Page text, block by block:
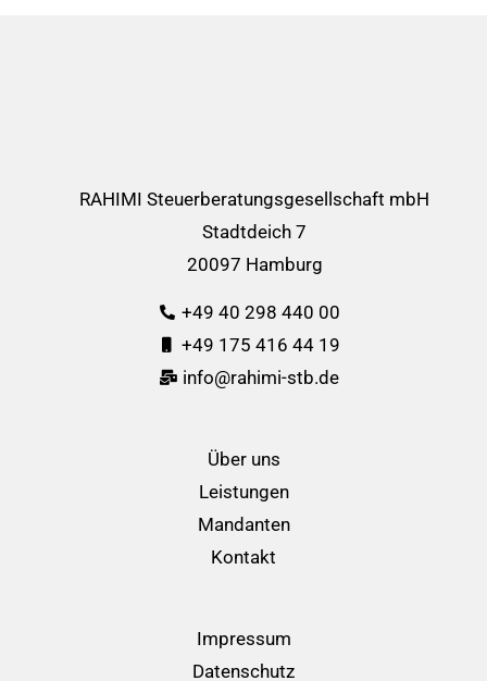
RAHIMI Steuerberatungsgesellschaft mbH
Stadtdeich 7
20097 Hamburg
+49 40 298 440 00
+49 175 416 44 19
info@rahimi-stb.de
Über uns
Leistungen
Mandanten
Kontakt
Impressum
Datenschutz